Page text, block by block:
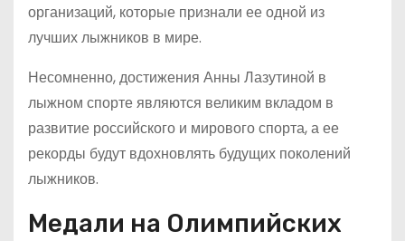
организаций, которые признали ее одной из
лучших лыжников в мире.
Несомненно, достижения Анны Лазутиной в
лыжном спорте являются великим вкладом в
развитие российского и мирового спорта, а ее
рекорды будут вдохновлять будущих поколений
лыжников.
Медали на Олимпийских